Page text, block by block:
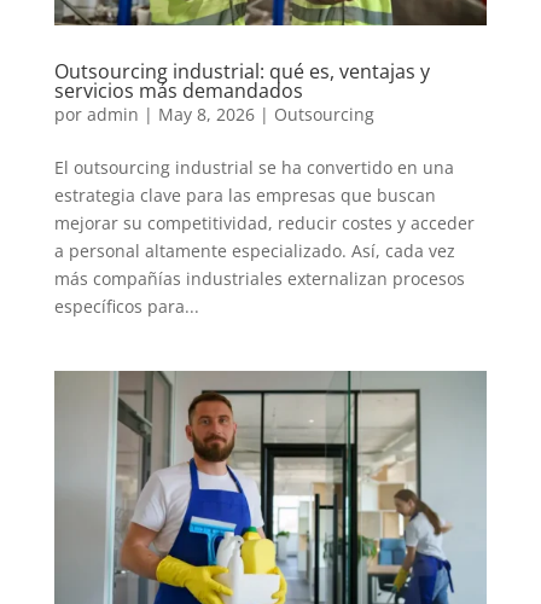
Outsourcing industrial: qué es, ventajas y
servicios más demandados
por admin | May 8, 2026| Outsourcing
El outsourcing industrial se ha convertido en una
estrategia clave para las empresas que buscan
mejorar su competitividad, reducir costes y acceder
a personal altamente especializado. Así, cada vez
más compañías industriales externalizan procesos
específicos para...